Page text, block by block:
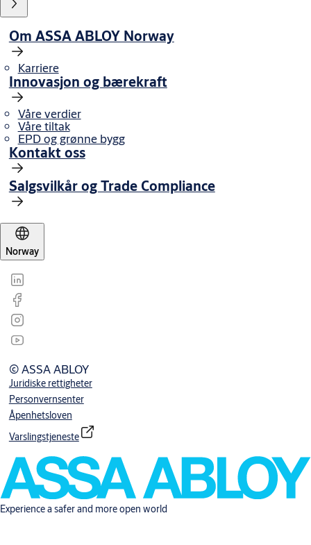
Om ASSA ABLOY Norway
Karriere
Innovasjon og bærekraft
Våre verdier
Våre tiltak
EPD og grønne bygg
Kontakt oss
Salgsvilkår og Trade Compliance
Norway
© ASSA ABLOY
Juridiske rettigheter
Personvernsenter
Åpenhetsloven
Varslingstjeneste
Experience a safer and more open world